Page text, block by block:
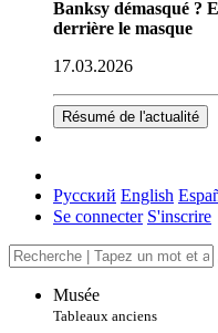
Banksy démasqué ?
derrière le masque
17.03.2026
Résumé de l'actualité
Русский English
Se connecter S'inscrire
Musée
Tableaux anciens